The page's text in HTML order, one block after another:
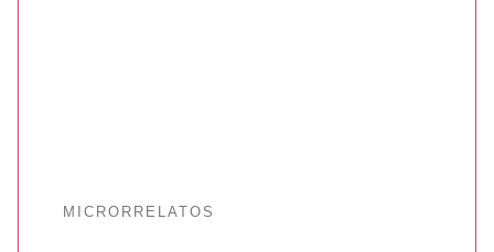
MICRORRELATOS